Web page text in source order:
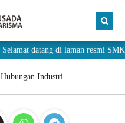
Selamat datang di laman resmi
Hubungan Industri